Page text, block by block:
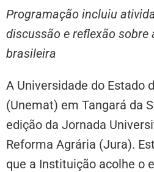
Programação incluiu
discussão e reflexão sobre
brasileira
A Universidade do Estado
(Unemat) em Tangará da
edição da Jornada
Reforma Agrária (Jura).
que a Instituição acolhe o